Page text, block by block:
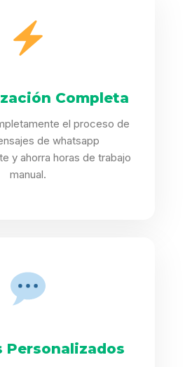
Completa
el proceso de
de whatsapp
y ahorra horas de trabajo
manual.
Personalizados